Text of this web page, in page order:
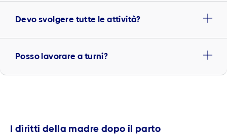
Devo svolgere tutte le attività?
Posso lavorare a turni?
I diritti della madre dopo il parto